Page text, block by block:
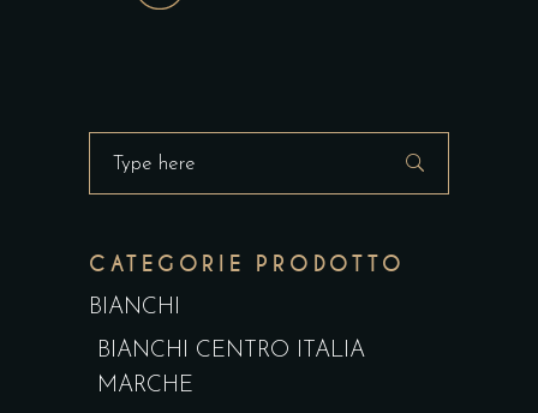
CATEGORIE PRODOTTO
BIANCHI
BIANCHI CENTRO ITALIA
MARCHE